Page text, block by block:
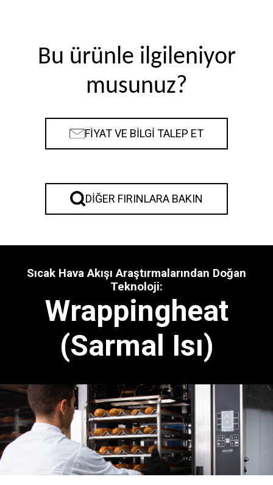
Bu ürünle ilgileniyor
musunuz?
FİYAT VE BİLGİ TALEP ET
DIĞER FIRINLARA BAKIN
Sıcak Hava Akışı Araştırmalarından Doğan
Teknoloji:
Wrappingheat
(Sarmal Isı)